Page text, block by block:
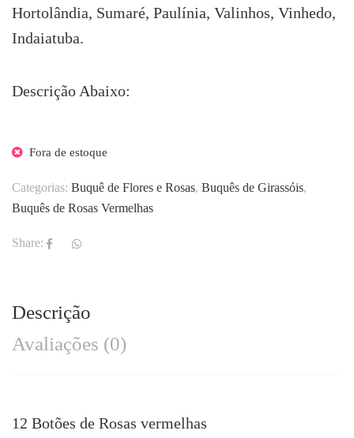
Hortolândia, Sumaré, Paulínia, Valinhos, Vinhedo,
Indaiatuba.
Descrição Abaixo:
Fora de estoque
Categorias: Buquê de Flores e Rosas, Buquês de Girassóis,
Buquês de Rosas Vermelhas
Share:
Descrição
Avaliações (0)
12 Botões de Rosas vermelhas